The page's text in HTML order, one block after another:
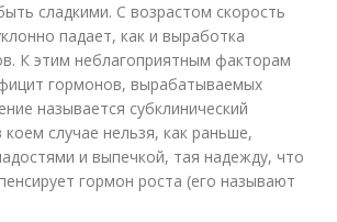
сладкими. С возрастом скорость
падает, как и выработка
К этим неблагоприятным факторам
гормонов, вырабатываемых
называется субклинический
случае нельзя, как раньше,
и выпечкой, тая надежду, что
гормон роста (его называют